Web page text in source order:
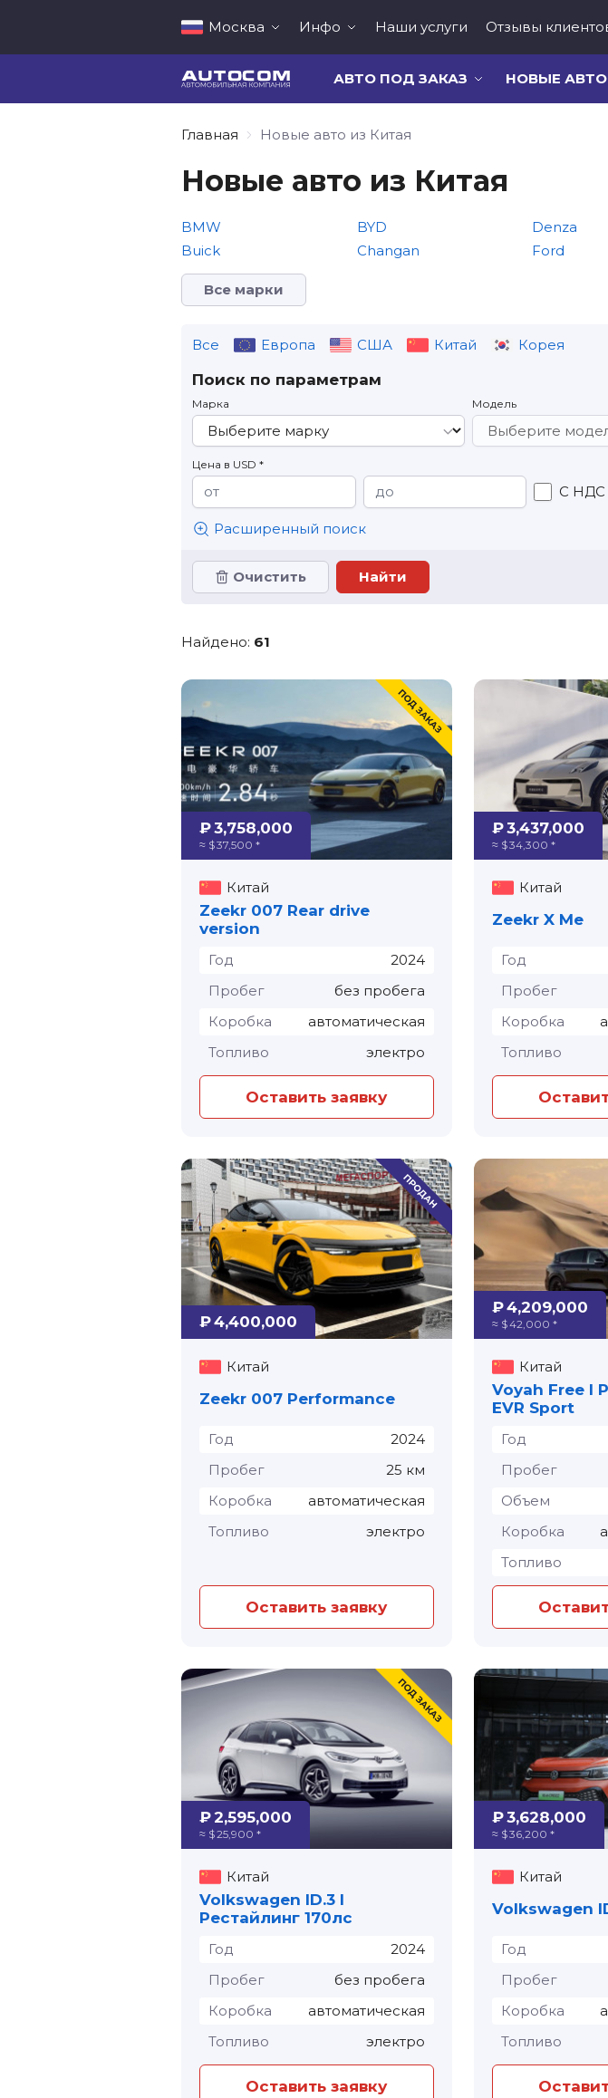
Москва Инфо Наши услуги Отзывы
АВТО ПОД ЗАКАЗ НОВЫЕ АВТО
Главная Новые авто из Китая
Новые авто из Китая
BMW
Buick
BYD
Changan
Denza
Ford
Все марки
Все Европа США Китай Корея
Поиск по параметрам
Марка Модель
Цена в USD *
С НДС
Расширенный поиск
Очистить
Найдено: 61
₽ 3,758,000
≈ $ 37,500 *
Китай
Zeekr 007 Rear drive
version
Год
2024
Пробег
без пробега
Коробка
автоматическая
Топливо
электро
Оставить заявку
₽ 3,437,000
≈ $ 34,300 *
Китай
Zeekr X Me
Год
Пробег
Коробка
Топливо
₽ 4,400,000
Китай
Zeekr 007 Performance
Год
2024
Пробег
25 км
Коробка
автоматическая
Топливо
электро
Оставить заявку
₽ 4,209,000
≈ $ 42,000 *
Китай
Voyah Free I
EVR Sport
Год
Пробег
Объем
Коробка
Топливо
₽ 2,595,000
≈ $ 25,900 *
Китай
Volkswagen ID.3 I
Рестайлинг 170лс
Год
2024
Пробег
без пробега
Коробка
автоматическая
Топливо
электро
Оставить заявку
₽ 3,628,000
≈ $ 36,200 *
Китай
Год
Пробег
Коробка
Топливо